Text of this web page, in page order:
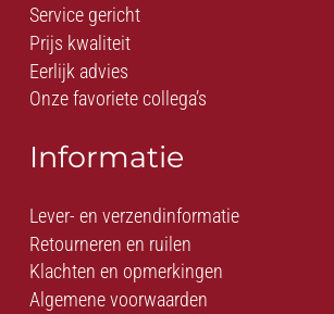
Service gericht
Prijs kwaliteit
Eerlijk advies
Onze favoriete collega’s
Informatie
Lever- en verzendinformatie
Retourneren en ruilen
Klachten en opmerkingen
Algemene voorwaarden